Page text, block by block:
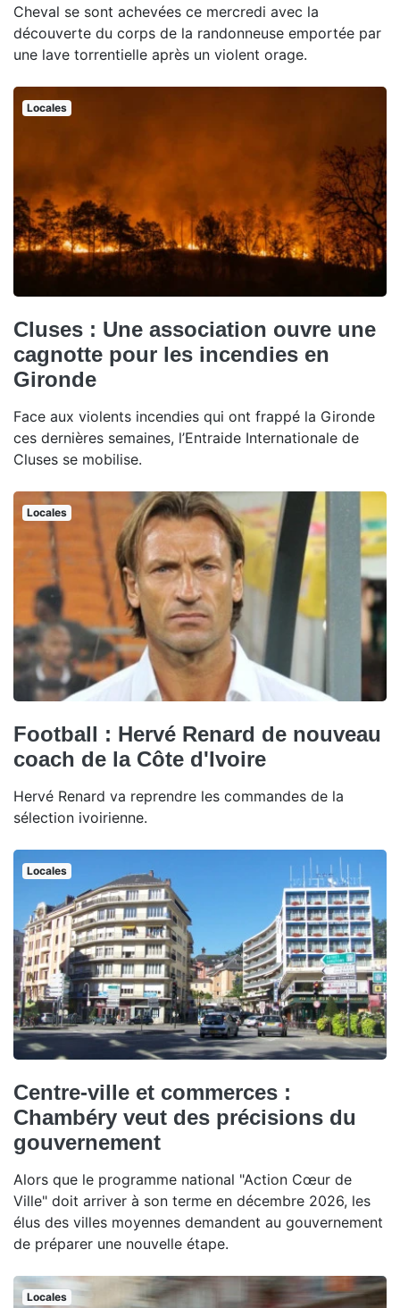
Cheval se sont achevées ce mercredi avec la
découverte du corps de la randonneuse emportée par
une lave torrentielle après un violent orage.
Locales
Cluses : Une association ouvre une
cagnotte pour les incendies en
Gironde
Face aux violents incendies qui ont frappé la Gironde
ces dernières semaines, l’Entraide Internationale de
Cluses se mobilise.
Locales
Football : Hervé Renard de nouveau
coach de la Côte d'Ivoire
Hervé Renard va reprendre les commandes de la
sélection ivoirienne.
Locales
Centre-ville et commerces :
Chambéry veut des précisions du
gouvernement
Alors que le programme national "Action Cœur de
Ville" doit arriver à son terme en décembre 2026, les
élus des villes moyennes demandent au gouvernement
de préparer une nouvelle étape.
Locales